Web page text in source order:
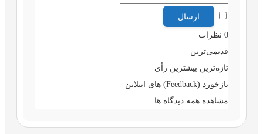
0 نظرات
قدیمی‌ترین
تازه‌ترین بیشترین رأی
بازخورد (Feedback) های اینلاین
مشاهده همه دیدگاه ها